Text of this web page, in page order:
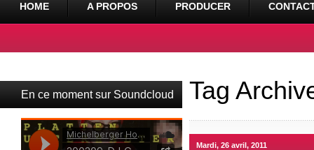
HOME A PROPOS PRODUCER
En ce moment sur Soundcloud Tag
Mardi, 26 avril, 2011